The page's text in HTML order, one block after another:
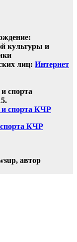
культуры и
лиц: Интернет
спорта
КЧР
автор